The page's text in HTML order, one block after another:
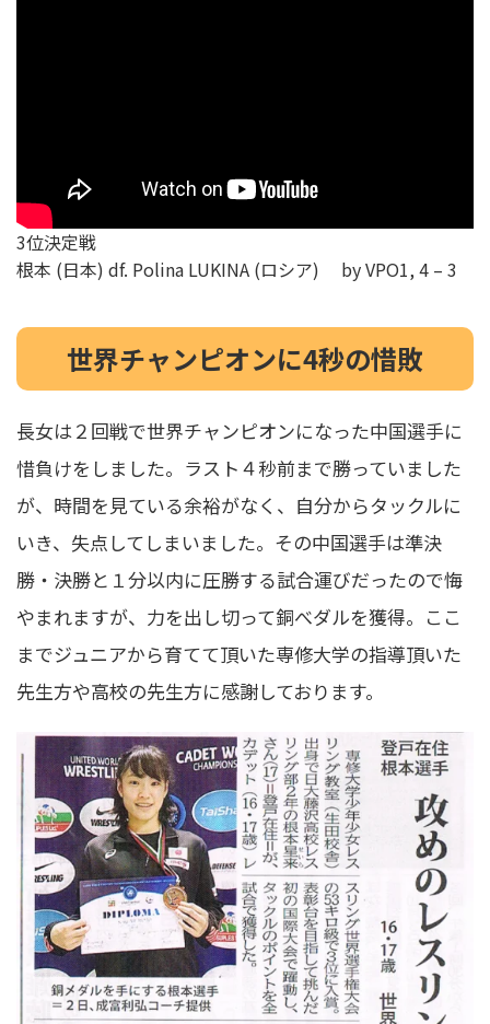
3位決定戦
根本 (日本) df. Polina LUKINA (ロシア) by VPO1, 4 – 3
世界チャンピオンに4秒の惜敗
長女は２回戦で世界チャンピオンになった中国選手に
惜負けをしました。ラスト４秒前まで勝っていました
が、時間を見ている余裕がなく、自分からタックルに
いき、失点してしまいました。その中国選手は準決
勝・決勝と１分以内に圧勝する試合運びだったので悔
やまれますが、力を出し切って銅べダルを獲得。ここ
までジュニアから育てて頂いた専修大学の指導頂いた
先生方や高校の先生方に感謝しております。